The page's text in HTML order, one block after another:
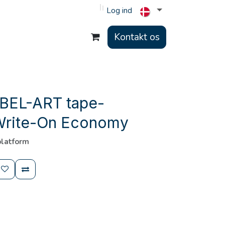
Log ind
Kontakt os
ART tape-
On Economy